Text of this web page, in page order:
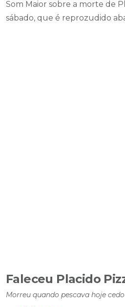
Som Maior sobre a morte de
sábado, que é reprozudido
Faleceu Placido
Morreu quando pescava hoje